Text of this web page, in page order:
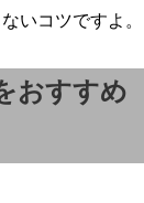
いコツですよ。
おすすめ